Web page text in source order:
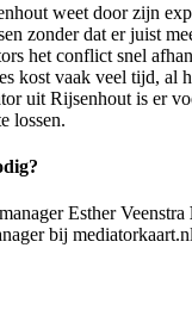
weet door zijn
zonder dat er juist
het conflict snel
kost vaak veel tijd, al
uit Rijsenhout is er
lossen.
bij